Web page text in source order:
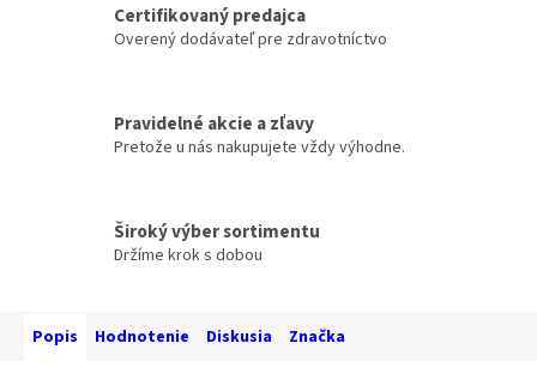
Certifikovaný predajca
Overený dodávateľ pre zdravotníctvo
Pravidelné akcie a zľavy
Pretože u nás nakupujete vždy výhodne.
Široký výber sortimentu
Držíme krok s dobou
Popis Hodnotenie Diskusia Značka